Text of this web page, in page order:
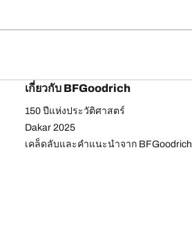
เกี่ยวกับ BFGoodrich
150 ปีแห่งประวัติศาสตร์
Dakar 2025
เคล็ดลับและคำแนะนำจาก BFGoodrich